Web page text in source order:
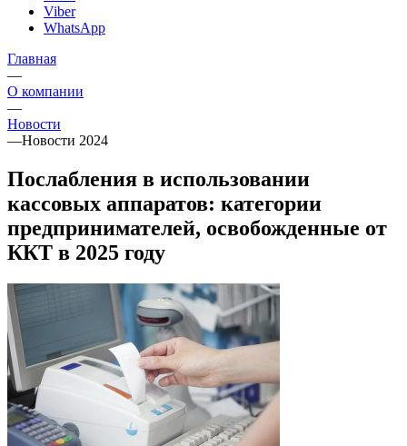
Viber
WhatsApp
Главная
—
О компании
—
Новости
—Новости 2024
Послабления в использовании
кассовых аппаратов: категории
предпринимателей, освобожденные от
ККТ в 2025 году